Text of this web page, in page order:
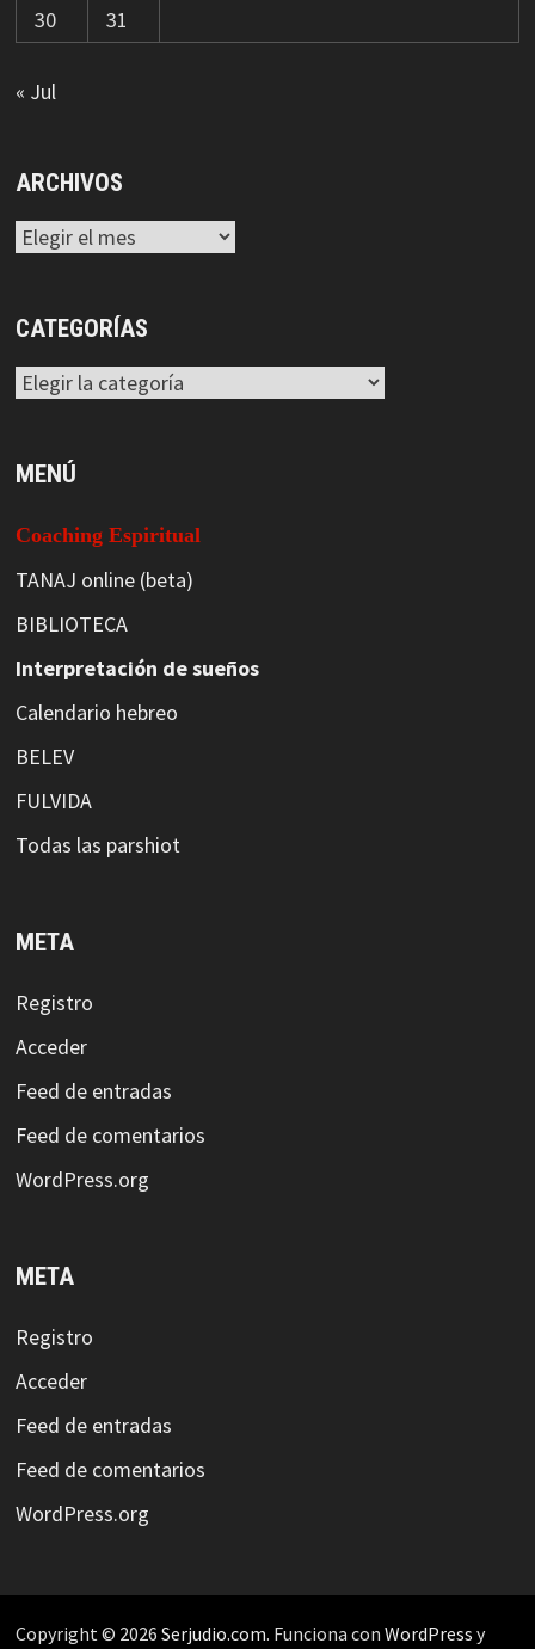
30
31
« Jul
ARCHIVOS
Archivos
CATEGORÍAS
Categorías
MENÚ
Coaching Espiritual
TANAJ online (beta)
BIBLIOTECA
Interpretación de sueños
Calendario hebreo
BELEV
FULVIDA
Todas las parshiot
META
Registro
Acceder
Feed de entradas
Feed de comentarios
WordPress.org
META
Registro
Acceder
Feed de entradas
Feed de comentarios
WordPress.org
Copyright © 2026 Serjudio.com. Funciona con WordPress y